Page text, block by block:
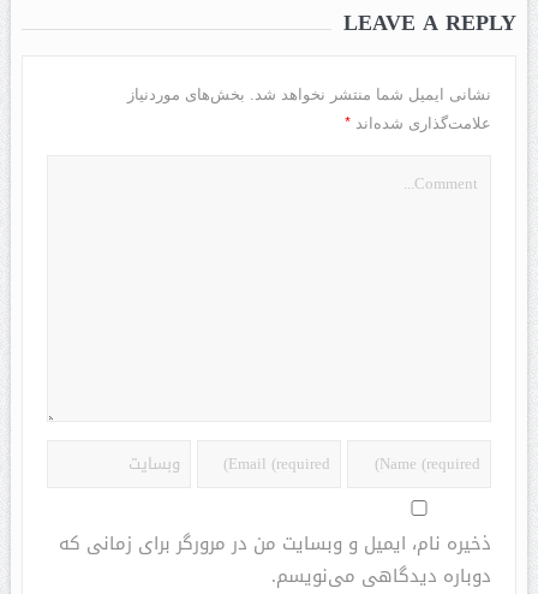
LEAVE A REPLY
نشانی ایمیل شما منتشر نخواهد شد.
بخش‌های موردنیاز
علامت‌گذاری شده‌اند *
ذخیره نام، ایمیل و وبسایت من در مرورگر برای زمانی که
دوباره دیدگاهی می‌نویسم.